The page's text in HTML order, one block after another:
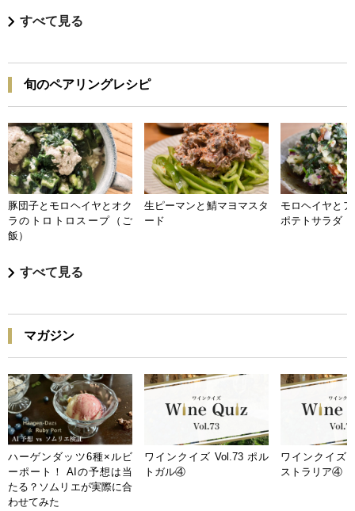
すべて見る
旬のペアリングレシピ
豚団子とモロヘイヤとオク
ラのトロトロスープ（ご
飯）
生ピーマンと鯖マヨマスタ
ード
モロヘイヤと
ポテトサラダ
すべて見る
マガジン
ハーゲンダッツ6種×ルビ
ーポート！ AIの予想は当
たる？ソムリエが実際に合
わせてみた
ワインクイズ Vol.73 ポル
トガル④
ワインクイズ
ストラリア④